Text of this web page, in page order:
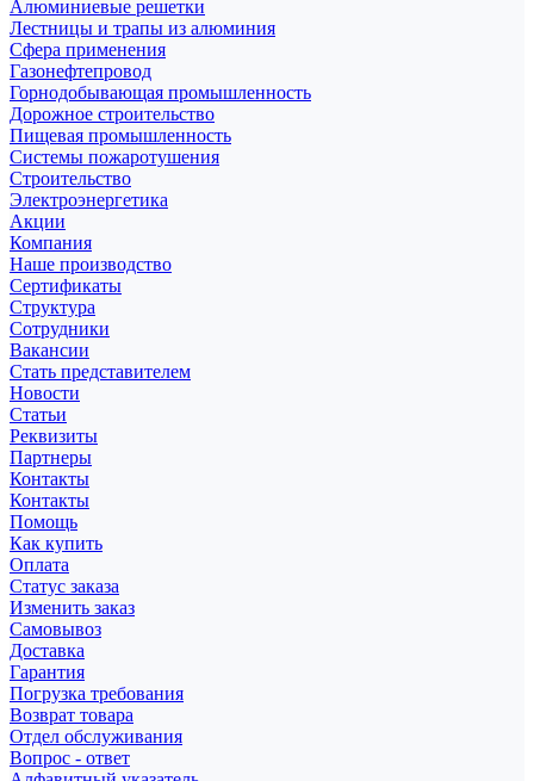
Алюминиевые решетки
Лестницы и трапы из алюминия
Сфера применения
Газонефтепровод
Горнодобывающая промышленность
Дорожное строительство
Пищевая промышленность
Системы пожаротушения
Строительство
Электроэнергетика
Акции
Компания
Наше производство
Сертификаты
Структура
Сотрудники
Вакансии
Стать представителем
Новости
Статьи
Реквизиты
Партнеры
Контакты
Контакты
Помощь
Как купить
Оплата
Статус заказа
Изменить заказ
Самовывоз
Доставка
Гарантия
Погрузка требования
Возврат товара
Отдел обслуживания
Вопрос - ответ